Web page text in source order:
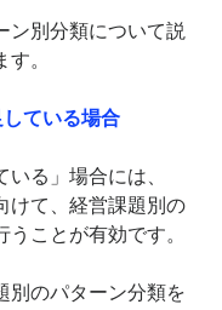
ン別分類について説
。
ている場合
いる」場合には、
けて、経営課題別の
ことが有効です。
別のパターン分類を